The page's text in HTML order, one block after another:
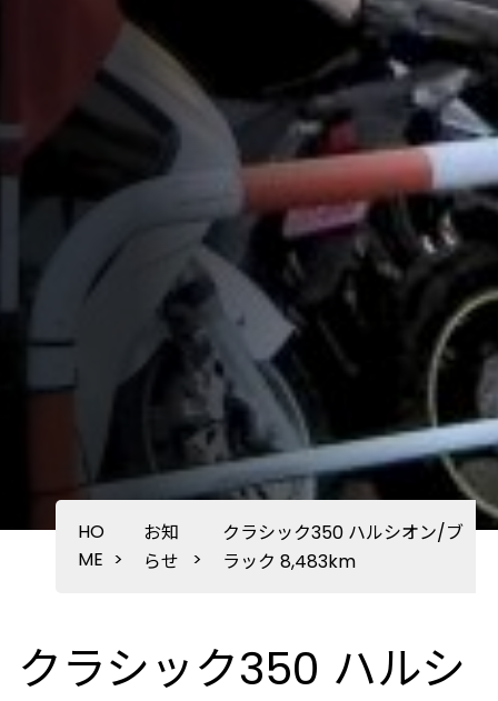
HO
ME >
お知
らせ
>
クラシック350 ハルシオン/ブ
ラック 8,483km
クラシック350 ハルシ